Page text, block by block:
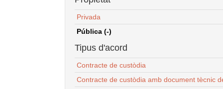
Privada
Pública (-)
Tipus d'acord
Contracte de custòdia
Contracte de custòdia amb document tècnic